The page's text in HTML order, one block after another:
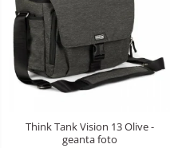
Think Tank Vision 13 Olive -
geanta foto